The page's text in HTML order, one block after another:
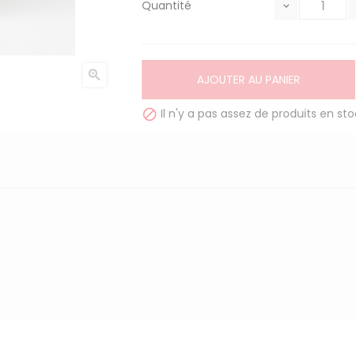

Quantité
AJOUTER AU PANIER
 Il n'y a pas assez de produits en